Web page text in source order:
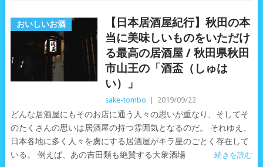
おいしいお酒
【日本居酒屋紀行】秋田の本
当に美味しいものをいただけ
る最高の居酒屋 / 秋田県秋田
市山王の「酒盃（しゅは
い）」
sake-tombo 2019/09/22
どんな居酒屋にもそのお店に通う人々の思いが重なり、そしてそ
のたくさんの思いは居酒屋の持つ雰囲気となるのだ。 それゆえ、
日本各地に多く人々を虜にする居酒屋がキラ星のごとく存在して
いる。 例えば、あの吉田類も絶賛する大衆酒場
続きを読む